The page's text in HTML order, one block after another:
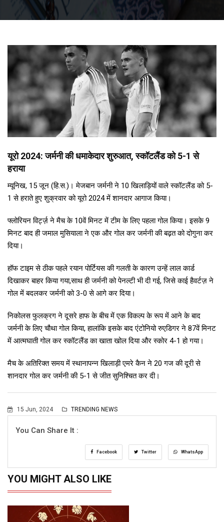
यूरो 2024: जर्मनी की धमाकेदार शुरुआत, स्कॉटलैंड को 5-1 से
हराया
म्यूनिख, 15 जून (हि.स.)। मेजबान जर्मनी ने 10 खिलाड़ियों वाले स्कॉटलैंड को 5-
1 से हराते हुए शुक्रवार को यूरो 2024 में शानदार आगाज किया।
फ्लोरियन विर्ट्ज़ ने मैच के 10वें मिनट में टीम के लिए पहला गोल किया। इसके 9
मिनट बाद ही जमाल मुसियाला ने एक और गोल कर जर्मनी की बढ़त को दोगुना कर
दिया।
हॉफ टाइम से ठीक पहले रयान पोर्टियस की गलती के कारण उन्हें लाल कार्ड
दिखाकर बाहर किया गया,साथ ही जर्मनी को पेनल्टी भी दी गई, जिसे काई हैवर्टज़ ने
गोल में बदलकर जर्मनी को 3-0 से आगे कर दिया।
निकोलस फुलक्रग ने दूसरे हाफ के बीच में एक विकल्प के रूप में आने के बाद
जर्मनी के लिए चौथा गोल किया, हालांकि इसके बाद एंटोनियो रुएडिगर ने 87वें मिनट
में आत्मघाती गोल कर स्कॉटलैंड का खाता खोल दिया और स्कोर 4-1 हो गया।
मैच के अतिरिक्त समय में स्थानापन्न खिलाड़ी एमरे कैन ने 20 गज की दूरी से
शानदार गोल कर जर्मनी की 5-1 से जीत सुनिश्चित कर दी।
15 Jun, 2024 TRENDING NEWS
You Can Share It :
Facebook Twitter WhatsApp
YOU MIGHT ALSO LIKE